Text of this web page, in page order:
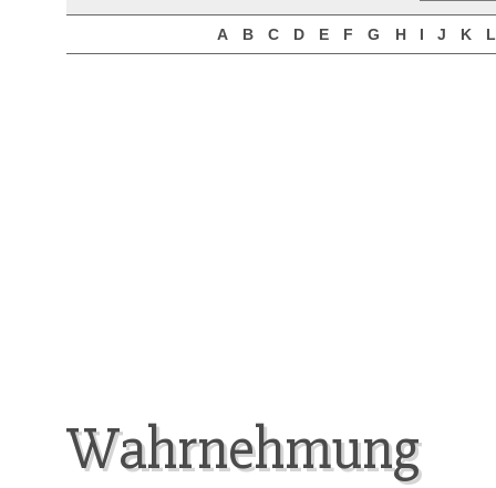
A B C D E F G H I J K
Wahrnehmung